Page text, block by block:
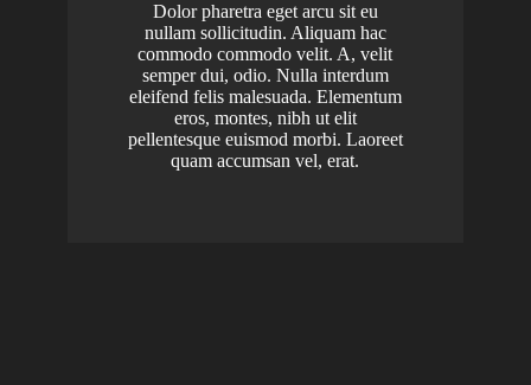
Dolor pharetra eget arcu sit eu
nullam sollicitudin. Aliquam hac
commodo commodo velit. A, velit
semper dui, odio. Nulla interdum
eleifend felis malesuada. Elementum
eros, montes, nibh ut elit
pellentesque euismod morbi. Laoreet
quam accumsan vel, erat.